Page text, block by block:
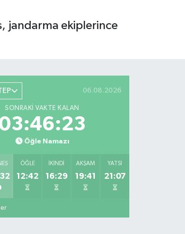
jandarma ekiplerince
06.08.2026
SONRAKI VAKTE KALAN
Öğle Namazı
ÖĞLE
12:42
İKINDI
16:29
AKŞAM
19:41
YATSI
21:07